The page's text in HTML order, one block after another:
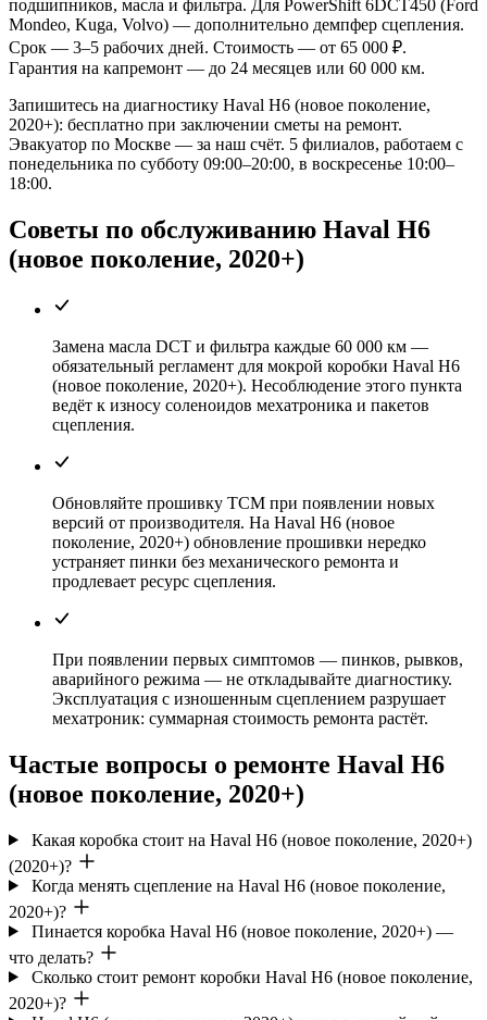
подшипников, масла и фильтра. Для PowerShift 6DCT450 (Ford
Mondeo, Kuga, Volvo) — дополнительно демпфер сцепления.
Срок — 3–5 рабочих дней. Стоимость — от 65 000 ₽.
Гарантия на капремонт — до 24 месяцев или 60 000 км.
Запишитесь на диагностику Haval H6 (новое поколение,
2020+): бесплатно при заключении сметы на ремонт.
Эвакуатор по Москве — за наш счёт. 5 филиалов, работаем с
понедельника по субботу 09:00–20:00, в воскресенье 10:00–
18:00.
Советы по обслуживанию Haval H6
(новое поколение, 2020+)
Замена масла DCT и фильтра каждые 60 000 км —
обязательный регламент для мокрой коробки Haval H6
(новое поколение, 2020+). Несоблюдение этого пункта
ведёт к износу соленоидов мехатроника и пакетов
сцепления.
Обновляйте прошивку TCM при появлении новых
версий от производителя. На Haval H6 (новое
поколение, 2020+) обновление прошивки нередко
устраняет пинки без механического ремонта и
продлевает ресурс сцепления.
При появлении первых симптомов — пинков, рывков,
аварийного режима — не откладывайте диагностику.
Эксплуатация с изношенным сцеплением разрушает
мехатроник: суммарная стоимость ремонта растёт.
Частые вопросы о ремонте Haval H6
(новое поколение, 2020+)
Какая коробка стоит на Haval H6 (новое поколение, 2020+)
(2020+)?
Когда менять сцепление на Haval H6 (новое поколение,
2020+)?
Пинается коробка Haval H6 (новое поколение, 2020+) —
что делать?
Сколько стоит ремонт коробки Haval H6 (новое поколение,
2020+)?